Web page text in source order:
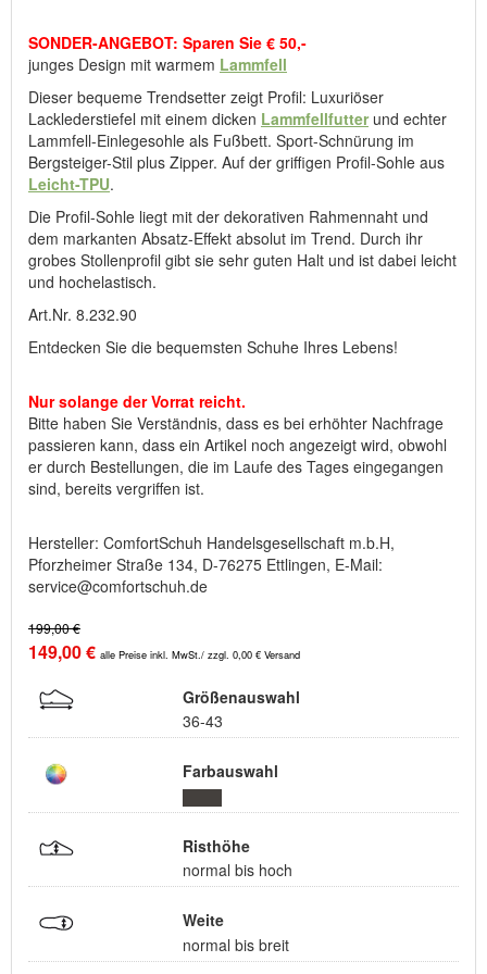
Hersteller: ComfortSchuh Handelsgesellschaft m.b.H, Pforzheimer
Straße 134, D-76275 Ettlingen, E-Mail: service@comfortschuh.de
SONDER-ANGEBOT: Sparen Sie € 50,-
junges Design mit warmem Lammfell
Dieser bequeme Trendsetter zeigt Profil: Luxuriöser
Lacklederstiefel mit einem dicken Lammfellfutterund echter
Lammfell-Einlegesohle als Fußbett. Sport-Schnürung im
Bergsteiger-Stil plus Zipper. Auf der griffigen Profil-Sohle aus
Leicht-TPU.
Die Profil-Sohle liegt mit der dekorativen Rahmennaht und
dem markanten Absatz-Effekt absolut im Trend. Durch ihr
grobes Stollenprofil gibt sie sehr guten Halt und ist dabei leicht
und hochelastisch.
Art.Nr. 8.232.90
Entdecken Sie die bequemsten Schuhe Ihres Lebens!
Nur solange der Vorrat reicht.
Bitte haben Sie Verständnis, dass es bei erhöhter Nachfrage
passieren kann, dass ein Artikel noch angezeigt wird, obwohl
er durch Bestellungen, die im Laufe des Tages eingegangen
sind, bereits vergriffen ist.
Hersteller: ComfortSchuh Handelsgesellschaft m.b.H,
Pforzheimer Straße 134, D-76275 Ettlingen, E-Mail:
service@comfortschuh.de
199,00 €
149,00 € alle Preise inkl. MwSt./ zzgl. 0,00 € Versand
Größenauswahl
36-43
Farbauswahl
Risthöhe
normal bis hoch
Weite
normal bis breit